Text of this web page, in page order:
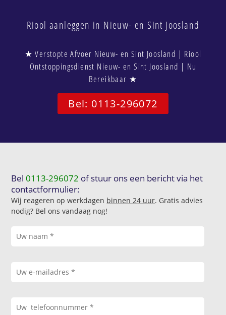
Riool aanleggen in Nieuw- en Sint Joosland
★ Verstopte Afvoer Nieuw- en Sint Joosland | Riool
Ontstoppingsdienst Nieuw- en Sint Joosland | Nu
Bereikbaar ★
Bel: 0113-296072
Bel0113-296072 of stuur ons een bericht via het
contactformulier:
Wij reageren op werkdagen binnen 24 uur. Gratis advies
nodig? Bel ons vandaag nog!